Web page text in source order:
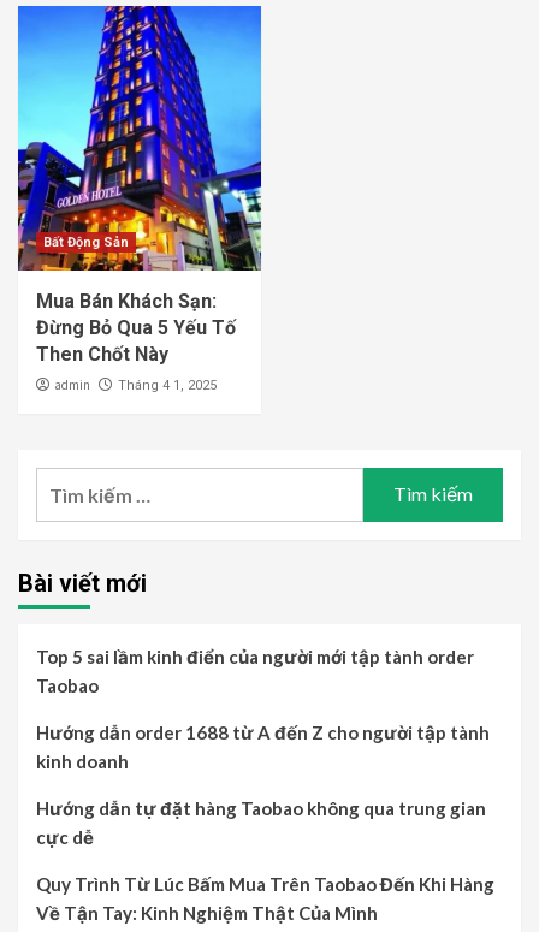
Bất Động Sản
Mua Bán Khách Sạn:
Đừng Bỏ Qua 5 Yếu Tố
Then Chốt Này
admin Tháng 4 1, 2025
Bài viết mới
Top 5 sai lầm kinh điển của người mới tập tành order
Taobao
Hướng dẫn order 1688 từ A đến Z cho người tập tành
kinh doanh
Hướng dẫn tự đặt hàng Taobao không qua trung gian
cực dễ
Quy Trình Từ Lúc Bấm Mua Trên Taobao Đến Khi Hàng
Về Tận Tay: Kinh Nghiệm Thật Của Mình